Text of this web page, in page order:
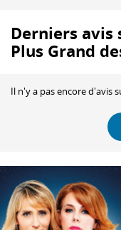
Derniers avis
Plus Grand
Il n'y a pas encore d'avis